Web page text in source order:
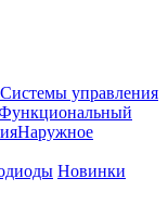
Системы управления
Наружное
Новинки